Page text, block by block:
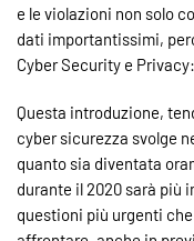
e le violazioni non solo
dati importantissimi,
Cyber Security e
Questa introduzione,
cyber sicurezza svolge
quanto sia diventata
durante il 2020 sarà più
questioni più urgenti che